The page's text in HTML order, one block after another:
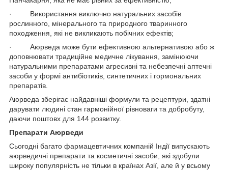
· Використання виключно натуральних засобів
рослинного, мінерального та природного тваринного
походження, які не викликають побічних ефектів;
· Аюрведа може бути ефективною альтернативою або ж
доповнювати традиційне медичне лікування, замінюючи
натуральними препаратами агресивні та небезпечні аптечні
засоби у формі антибіотиків, синтетичних і гормональних
препаратів.
Аюрведа зберігає найдавніші формули та рецептури, здатні
дарувати людині стан гармонійної рівноваги та добробуту,
даючи поштовх для 144 розвитку.
Препарати Аюрведи
Сьогодні багато фармацевтичних компаній Індії випускають
аюрведичні препарати та косметичні засоби, які здобули
широку популярність не тільки в країнах Азії, але й у всьому